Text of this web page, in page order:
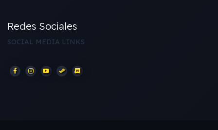
Redes Sociales
SOCIAL MEDIA LINKS